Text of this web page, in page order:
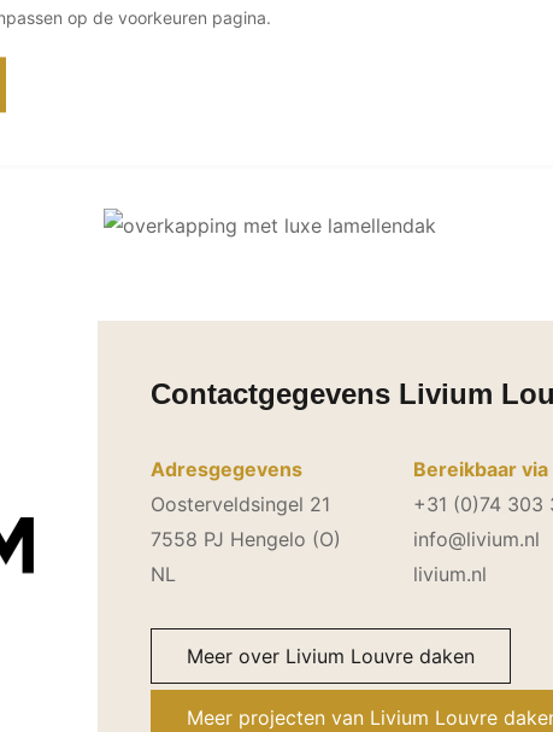
Contactgegevens Livium
Adresgegevens
Oosterveldsingel 21
7558 PJ Hengelo (O)
NL
Bereikbaar via
+31 (0)74 303
info@livium.nl
livium.nl
Meer over Livium Louvre daken
Meer projecten van Livium Louvre
op de voorkeuren pagina.